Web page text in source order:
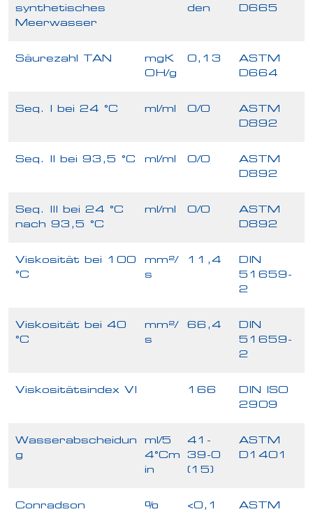
synthetisches
Meerwasser
den
D665
Säurezahl TAN
mgK
OH/g
0,13
ASTM
D664
Seq. I bei 24 °C ml/ml 0/0
ASTM
D892
Seq. II bei 93,5 °C ml/ml 0/0
ASTM
D892
Seq. III bei 24 °C
nach 93,5 °C
ml/ml 0/0
ASTM
D892
Viskosität bei 100
°C
mm²/
s
11,4
DIN
51659-
2
Viskosität bei 40
°C
mm²/
s
66,4
DIN
51659-
2
Viskositätsindex VI 166
DIN ISO
2909
Wasserabscheidun
g
ml/5
4°Cm
in
41-
39-0
(15)
ASTM
D1401
Conradson
% <0,1
ASTM